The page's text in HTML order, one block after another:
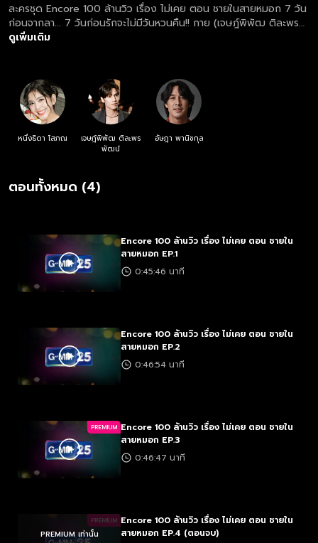
ละครชุด Encore 100 ล้านวิว เรื่อง ไม่เคย ตอน ชายในสายหมอก 7 วัน
ก่อนจากลา... 7 วันก่อนรักจะไม่มีวันหวนคืน!! กาย (เจษฎ์พิพัฒ ติละพร
พัฒน์) เป็นผู้ชายที่มีภารกิจที่ทุกอาทิตย์จะได้รับรายชื่อคู่รัก 1 คู่ ผ่าน
ข้างหน้า ทุกครั้งที่กายมาปรากฏตัว กายจะมาพร้อมกับสายหมอกจางๆ
และความเย็นยะเยือกอย่างเฉียบพลัน กายมีพลังพิเศษบางอย่างเป็นตัว
ช่วยในการทำภารกิจของเขา แต่สิ่งเดียวที่กายทำไม่ได้คือ กายไม่มีสิทธิ์ที่
จะเปิดเผยความจริงว่าใครคือคนที่จะตายจากไป เตย (หนึ่งธิดา โสภณ)
และอาร์ม (อัษฎา พานิชกุล) เป็นคู่สามีภรรยาหนุ่มสาวที่เคยหวานชื่นมื่น
แต่เมื่อเวลาผ่านไปทั้งคู่กลับละเลยที่จะใส่ใจกัน และค่อยๆ ห่างจากกันโดย
อาร์มให้รู้ว่าใครที่จะเป็นคนที่ต้องตายจากไปได้หรือไม่ 7 วันก่อนจากลา
เท่านั้น!
ดูเพิ่มเติม
หนึ่งธิดา โสภณ
เจษฎ์พิพัฒ ติละพร
พัฒน์
อัษฎา พานิชกุล
ตอนทั้งหมด (4)
Encore 100 ล้านวิว เรื่อง ไม่เคย ตอน ชายใน
สายหมอก EP.1
0:45:46 นาที
Encore 100 ล้านวิว เรื่อง ไม่เคย ตอน ชายใน
สายหมอก EP.2
0:46:54 นาที
PREMIUM Encore 100 ล้านวิว เรื่อง ไม่เคย ตอน ชายใน
สายหมอก EP.3
0:46:47 นาที
PREMIUM
PREMIUM เท่านั้น
Encore 100 ล้านวิว เรื่อง ไม่เคย ตอน ชายใน
สายหมอก EP.4 (ตอนจบ)